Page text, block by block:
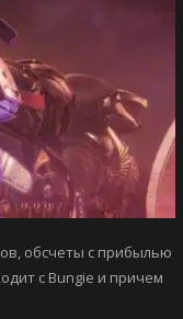
обсчеты с прибылью
с Bungie и причем